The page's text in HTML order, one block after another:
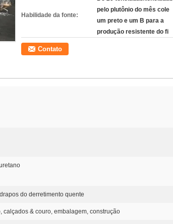
Habilidade da fonte:
pelo plutônio do mês cole
um preto e um B para a
produção resistente do fi
Contato
do derretimento quente
calçados & couro, embalagem, construção